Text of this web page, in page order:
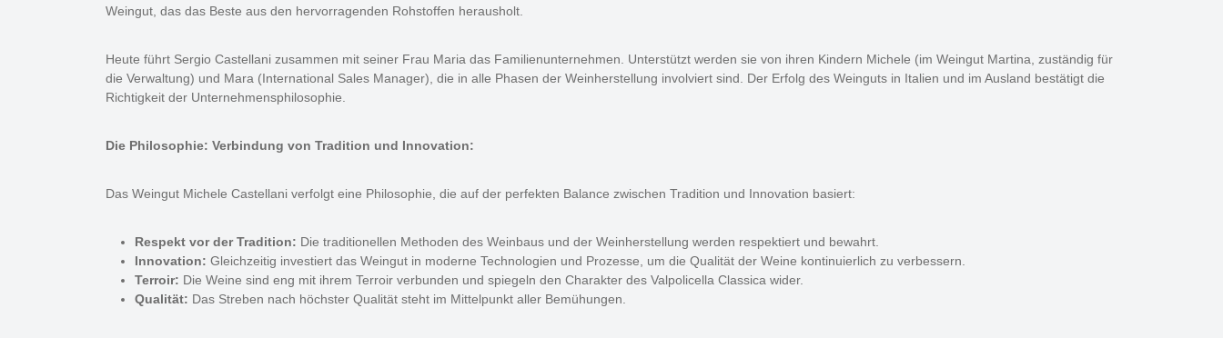
Weingut, das das Beste aus den hervorragenden Rohstoffen herausholt.
Heute führt Sergio Castellani zusammen mit seiner Frau Maria das Familienunternehmen. Unterstützt werden sie von ihren Kindern Michele (im Weingut Martina, zuständig für
die Verwaltung) und Mara (International Sales Manager), die in alle Phasen der Weinherstellung involviert sind. Der Erfolg des Weinguts in Italien und im Ausland bestätigt die
Richtigkeit der Unternehmensphilosophie.
Die Philosophie: Verbindung von Tradition und Innovation:
Das Weingut Michele Castellani verfolgt eine Philosophie, die auf der perfekten Balance zwischen Tradition und Innovation basiert:
Respekt vor der Tradition: Die traditionellen Methoden des Weinbaus und der Weinherstellung werden respektiert und bewahrt.
Innovation: Gleichzeitig investiert das Weingut in moderne Technologien und Prozesse, um die Qualität der Weine kontinuierlich zu verbessern.
Terroir: Die Weine sind eng mit ihrem Terroir verbunden und spiegeln den Charakter des Valpolicella Classica wider.
Qualität: Das Streben nach höchster Qualität steht im Mittelpunkt aller Bemühungen.